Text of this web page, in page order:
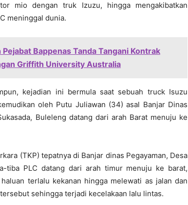
mio dengan truk Izuzu, hingga mengakibatkan
meninggal dunia.
Bappenas Tanda Tangani Kontrak
Griffith University Australia
kejadian ini bermula saat sebuah truck Isuzu
oleh Putu Juliawan (34) asal Banjar Dinas
Buleleng datang dari arah Barat menuju ke
(TKP) tepatnya di Banjar dinas Pegayaman, Desa
tiba PLC datang dari arah timur menuju ke barat,
terlalu kekanan hingga melewati as jalan dan
sehingga terjadi kecelakaan lalu lintas.